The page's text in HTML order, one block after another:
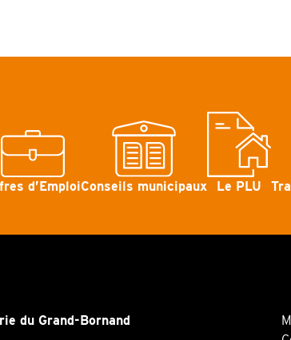
d’EmploiConseils municipaux Le PLU
du Grand-Bornand